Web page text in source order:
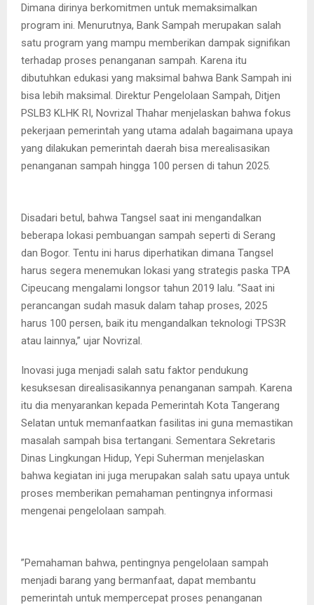
Dimana dirinya berkomitmen untuk memaksimalkan
program ini. Menurutnya, Bank Sampah merupakan salah
satu program yang mampu memberikan dampak signifikan
terhadap proses penanganan sampah. Karena itu
dibutuhkan edukasi yang maksimal bahwa Bank Sampah ini
bisa lebih maksimal. Direktur Pengelolaan Sampah, Ditjen
PSLB3 KLHK RI, Novrizal Thahar menjelaskan bahwa fokus
pekerjaan pemerintah yang utama adalah bagaimana upaya
yang dilakukan pemerintah daerah bisa merealisasikan
penanganan sampah hingga 100 persen di tahun 2025.
Disadari betul, bahwa Tangsel saat ini mengandalkan
beberapa lokasi pembuangan sampah seperti di Serang
dan Bogor. Tentu ini harus diperhatikan dimana Tangsel
harus segera menemukan lokasi yang strategis paska TPA
Cipeucang mengalami longsor tahun 2019 lalu. ”Saat ini
perancangan sudah masuk dalam tahap proses, 2025
harus 100 persen, baik itu mengandalkan teknologi TPS3R
atau lainnya,” ujar Novrizal.
Inovasi juga menjadi salah satu faktor pendukung
kesuksesan direalisasikannya penanganan sampah. Karena
itu dia menyarankan kepada Pemerintah Kota Tangerang
Selatan untuk memanfaatkan fasilitas ini guna memastikan
masalah sampah bisa tertangani. Sementara Sekretaris
Dinas Lingkungan Hidup, Yepi Suherman menjelaskan
bahwa kegiatan ini juga merupakan salah satu upaya untuk
proses memberikan pemahaman pentingnya informasi
mengenai pengelolaan sampah.
”Pemahaman bahwa, pentingnya pengelolaan sampah
menjadi barang yang bermanfaat, dapat membantu
pemerintah untuk mempercepat proses penanganan